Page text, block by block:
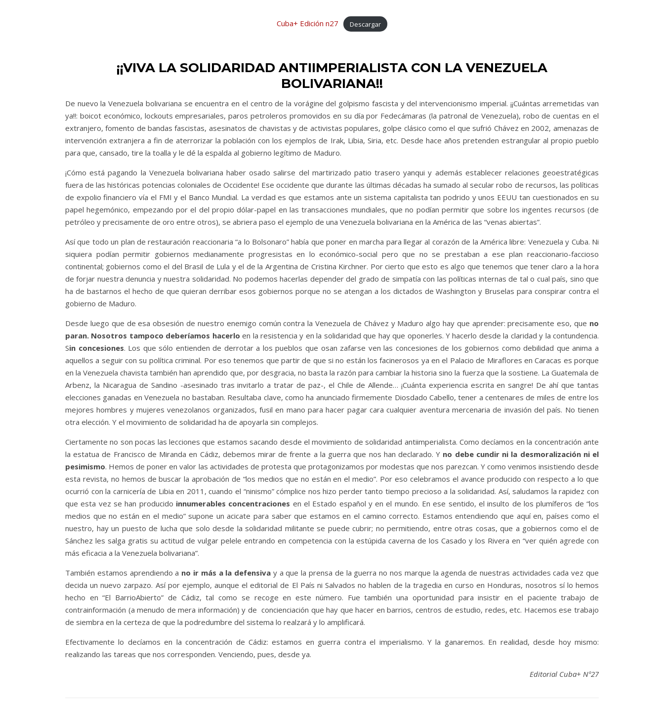
Cuba+ Edición n27 Descargar
¡¡VIVA LA SOLIDARIDAD ANTIIMPERIALISTA CON LA VENEZUELA
BOLIVARIANA!!
De nuevo la Venezuela bolivariana se encuentra en el centro de la vorágine del golpismo fascista y del intervencionismo imperial. ¡¡Cuántas arremetidas van
ya!!: boicot económico, lockouts empresariales, paros petroleros promovidos en su día por Fedecámaras (la patronal de Venezuela), robo de cuentas en el
extranjero, fomento de bandas fascistas, asesinatos de chavistas y de activistas populares, golpe clásico como el que sufrió Chávez en 2002, amenazas de
intervención extranjera a fin de aterrorizar la población con los ejemplos de Irak, Libia, Siria, etc. Desde hace años pretenden estrangular al propio pueblo
para que, cansado, tire la toalla y le dé la espalda al gobierno legítimo de Maduro.
¡Cómo está pagando la Venezuela bolivariana haber osado salirse del martirizado patio trasero yanqui y además establecer relaciones geoestratégicas
fuera de las históricas potencias coloniales de Occidente! Ese occidente que durante las últimas décadas ha sumado al secular robo de recursos, las políticas
de expolio financiero vía el FMI y el Banco Mundial. La verdad es que estamos ante un sistema capitalista tan podrido y unos EEUU tan cuestionados en su
papel hegemónico, empezando por el del propio dólar-papel en las transacciones mundiales, que no podían permitir que sobre los ingentes recursos (de
petróleo y precisamente de oro entre otros), se abriera paso el ejemplo de una Venezuela bolivariana en la América de las “venas abiertas”.
Así que todo un plan de restauración reaccionaria “a lo Bolsonaro” había que poner en marcha para llegar al corazón de la América libre: Venezuela y Cuba. Ni
siquiera podían permitir gobiernos medianamente progresistas en lo económico-social pero que no se prestaban a ese plan reaccionario-faccioso
continental; gobiernos como el del Brasil de Lula y el de la Argentina de Cristina Kirchner. Por cierto que esto es algo que tenemos que tener claro a la hora
de forjar nuestra denuncia y nuestra solidaridad. No podemos hacerlas depender del grado de simpatía con las políticas internas de tal o cual país, sino que
ha de bastarnos el hecho de que quieran derribar esos gobiernos porque no se atengan a los dictados de Washington y Bruselas para conspirar contra el
gobierno de Maduro.
Desde luego que de esa obsesión de nuestro enemigo común contra la Venezuela de Chávez y Maduro algo hay que aprender: precisamente eso, que no
paran. Nosotros tampoco deberíamos hacerlo en la resistencia y en la solidaridad que hay que oponerles. Y hacerlo desde la claridad y la contundencia.
Sin concesiones. Los que sólo entienden de derrotar a los pueblos que osan zafarse ven las concesiones de los gobiernos como debilidad que anima a
aquellos a seguir con su política criminal. Por eso tenemos que partir de que si no están los facinerosos ya en el Palacio de Miraflores en Caracas es porque
en la Venezuela chavista también han aprendido que, por desgracia, no basta la razón para cambiar la historia sino la fuerza que la sostiene. La Guatemala de
Arbenz, la Nicaragua de Sandino -asesinado tras invitarlo a tratar de paz-, el Chile de Allende… ¡Cuánta experiencia escrita en sangre! De ahí que tantas
elecciones ganadas en Venezuela no bastaban. Resultaba clave, como ha anunciado firmemente Diosdado Cabello, tener a centenares de miles de entre los
mejores hombres y mujeres venezolanos organizados, fusil en mano para hacer pagar cara cualquier aventura mercenaria de invasión del país. No tienen
otra elección. Y el movimiento de solidaridad ha de apoyarla sin complejos.
Ciertamente no son pocas las lecciones que estamos sacando desde el movimiento de solidaridad antiimperialista. Como decíamos en la concentración ante
la estatua de Francisco de Miranda en Cádiz, debemos mirar de frente a la guerra que nos han declarado. Y no debe cundir ni la desmoralización ni el
pesimismo. Hemos de poner en valor las actividades de protesta que protagonizamos por modestas que nos parezcan. Y como venimos insistiendo desde
esta revista, no hemos de buscar la aprobación de “los medios que no están en el medio”. Por eso celebramos el avance producido con respecto a lo que
ocurrió con la carnicería de Libia en 2011, cuando el “ninismo” cómplice nos hizo perder tanto tiempo precioso a la solidaridad. Así, saludamos la rapidez con
que esta vez se han producido innumerables concentraciones en el Estado español y en el mundo. En ese sentido, el insulto de los plumíferos de “los
medios que no están en el medio” supone un acicate para saber que estamos en el camino correcto. Estamos entendiendo que aquí en, países como el
nuestro, hay un puesto de lucha que solo desde la solidaridad militante se puede cubrir; no permitiendo, entre otras cosas, que a gobiernos como el de
Sánchez les salga gratis su actitud de vulgar pelele entrando en competencia con la estúpida caverna de los Casado y los Rivera en “ver quién agrede con
más eficacia a la Venezuela bolivariana”.
También estamos aprendiendo a no ir más a la defensiva y a que la prensa de la guerra no nos marque la agenda de nuestras actividades cada vez que
decida un nuevo zarpazo. Así por ejemplo, aunque el editorial de El País ni Salvados no hablen de la tragedia en curso en Honduras, nosotros sí lo hemos
hecho en “El BarrioAbierto” de Cádiz, tal como se recoge en este número. Fue también una oportunidad para insistir en el paciente trabajo de
contrainformación (a menudo de mera información) y de concienciación que hay que hacer en barrios, centros de estudio, redes, etc. Hacemos ese trabajo
de siembra en la certeza de que la podredumbre del sistema lo realzará y lo amplificará.
Efectivamente lo decíamos en la concentración de Cádiz: estamos en guerra contra el imperialismo. Y la ganaremos. En realidad, desde hoy mismo:
realizando las tareas que nos corresponden. Venciendo, pues, desde ya.
Editorial Cuba+ Nº27